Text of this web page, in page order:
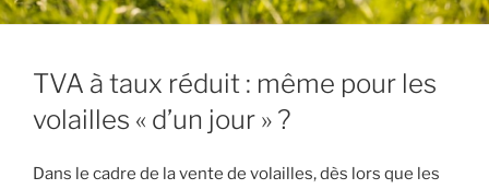
TVA à taux réduit : même pour les
volailles « d’un jour » ?
Dans le cadre de la vente de volailles, dès lors que les